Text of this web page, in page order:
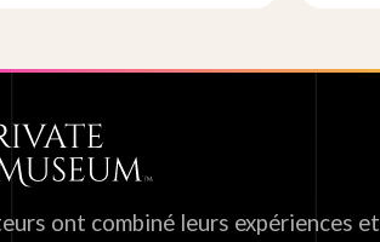
ont combiné leurs expériences